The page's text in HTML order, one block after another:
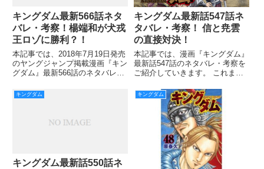
キングダム最新566話ネタ
バレ・考察！楊端和が犬戎
王ロゾに勝利？！
本記事では、2018年7月19日発売
のヤングジャンプ掲載漫画『キン
グダム』最新566話のネタバレ・
ジオウは圧倒的な強さでゴバを追
い詰め、逃げるゴバを楊端和が囲
ました。 しかし舜水樹
キングダム最新話547話ネ
タバレ・考察！ 信と尭雲
の直接対決！
本記事では、漫画『キングダム』
最新話547話のネタバレ・考察を
ご紹介していきます。 これまで
対抗すべく、信が飛信隊全軍の指
揮をとることになりました。 信
は直感を働かせ、貂でさえ見当が
つかない相手の行動を読んで、
キングダム
キングダム最新話550話ネ
キングダム